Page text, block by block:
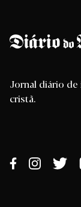
Jornal diário
cristã.